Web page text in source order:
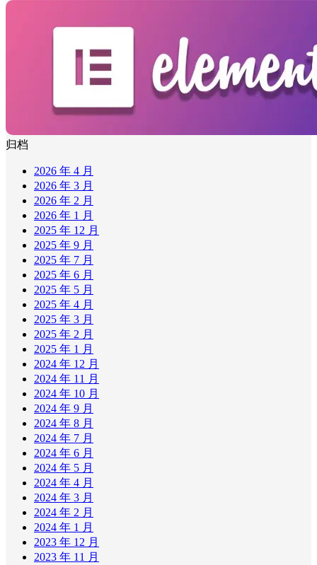
归档
2026 年 4 月
2026 年 3 月
2026 年 2 月
2026 年 1 月
2025 年 12 月
2025 年 9 月
2025 年 7 月
2025 年 6 月
2025 年 5 月
2025 年 4 月
2025 年 3 月
2025 年 2 月
2025 年 1 月
2024 年 12 月
2024 年 11 月
2024 年 10 月
2024 年 9 月
2024 年 8 月
2024 年 7 月
2024 年 6 月
2024 年 5 月
2024 年 4 月
2024 年 3 月
2024 年 2 月
2024 年 1 月
2023 年 12 月
2023 年 11 月